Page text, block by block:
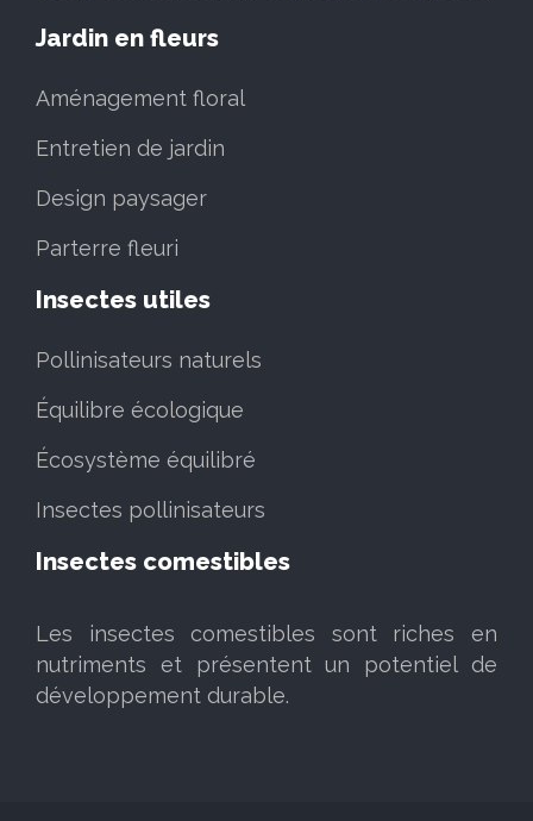
Jardin en fleurs
Aménagement floral
Entretien de jardin
Design paysager
Parterre fleuri
Insectes utiles
Pollinisateurs naturels
Équilibre écologique
Écosystème équilibré
Insectes pollinisateurs
Insectes comestibles
Les insectes comestibles sont riches en
nutriments et présentent un potentiel de
développement durable.